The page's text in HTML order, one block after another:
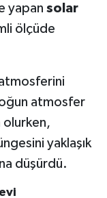
yapan solar
ölçüde
atmosferini
atmosfer
olurken,
yaklaşık
düşürdü.